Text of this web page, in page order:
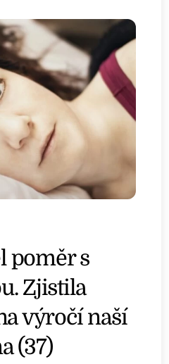
poměr s
Zjistila
výročí naší
(37)